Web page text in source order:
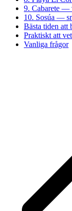
9. Cabarete —
10. Sosúa —
Bästa tiden att
Praktiskt att
Vanliga frågor